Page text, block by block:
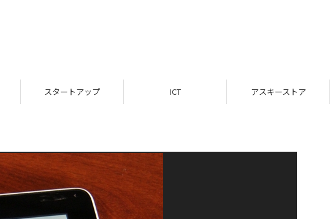
ICT アスキーストア インフォメーション